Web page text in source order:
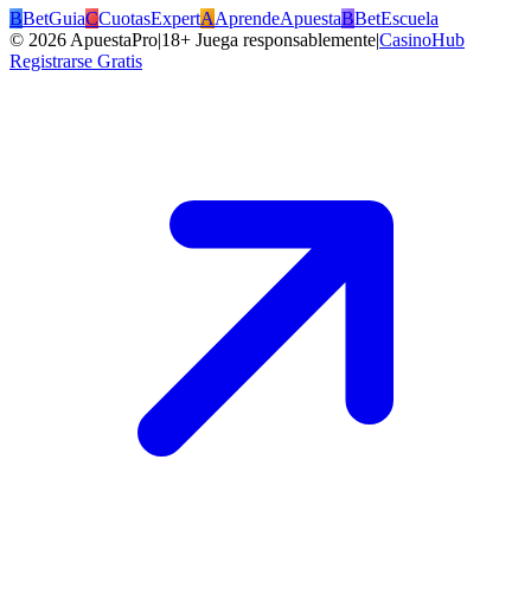
BBetGuiaCCuotasExpertAAprendeApuestaBBetEscuela
© 2026 ApuestaPro|18+ Juega responsablemente|CasinoHub
Registrarse Gratis